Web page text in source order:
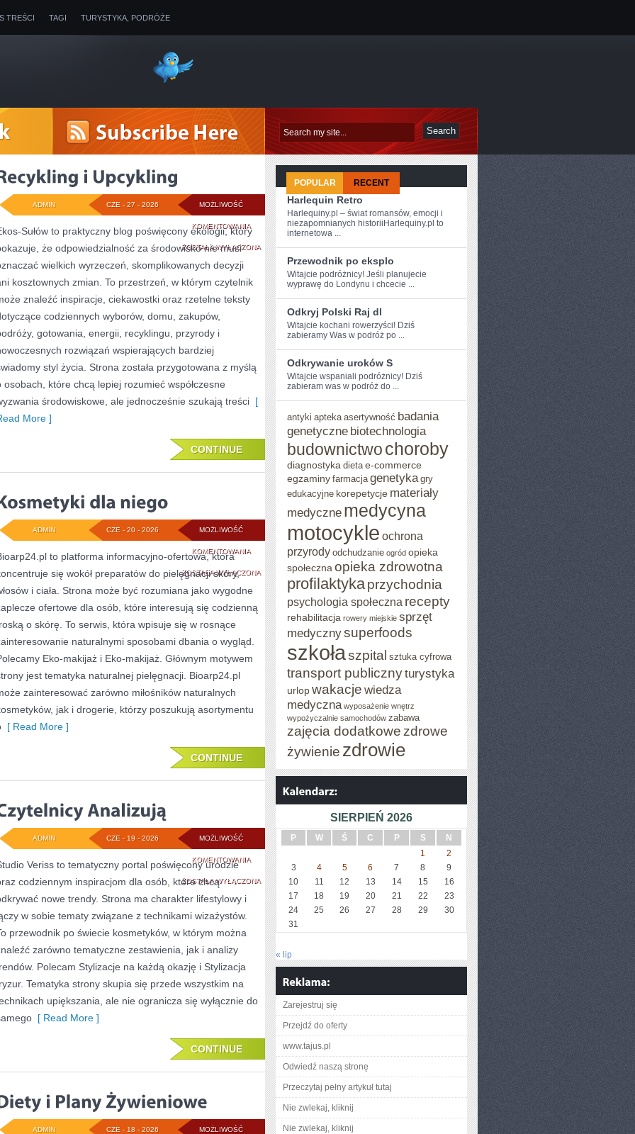
TREŚCI TAGI TURYSTYKA, PODRÓŻE
MOŻLIWOŚĆ
KOMENTOWANIARECYKLING
I
UPCYKLING
ZOSTAŁA WYŁĄCZONA
CZE - 27 - 2026
ADMIN
Sułów to praktyczny blog poświęcony ekologii, który
że odpowiedzialność za środowisko nie musi
wielkich wyrzeczeń, skomplikowanych decyzji
kosztownych zmian. To przestrzeń, w którym czytelnik
znaleźć inspiracje, ciekawostki oraz rzetelne teksty
codziennych wyborów, domu, zakupów,
gotowania, energii, recyklingu, przyrody i
rozwiązań wspierających bardziej
styl życia. Strona została przygotowana z myślą
osobach, które chcą lepiej rozumieć współczesne
środowiskowe, ale jednocześnie szukają treści [
More ]
CONTINUE
MOŻLIWOŚĆ
KOMENTOWANIAKOSMETYKI
DLA
NIEGO
ZOSTAŁA WYŁĄCZONA
CZE - 20 - 2026
ADMIN
to platforma informacyjno-ofertowa, która
się wokół preparatów do pielęgnacji skóry,
i ciała. Strona może być rozumiana jako wygodne
ofertowe dla osób, które interesują się codzienną
o skórę. To serwis, która wpisuje się w rosnące
naturalnymi sposobami dbania o wygląd.
Eko-makijaż i Eko-makijaż. Głównym motywem
jest tematyka naturalnej pielęgnacji. Bioarp24.pl
zainteresować zarówno miłośników naturalnych
jak i drogerie, którzy poszukują asortymentu
[ Read More ]
CONTINUE
MOŻLIWOŚĆ
KOMENTOWANIACZYTELNICY
ANALIZUJĄ
ZOSTAŁA WYŁĄCZONA
CZE - 19 - 2026
ADMIN
Veriss to tematyczny portal poświęcony urodzie
codziennym inspiracjom dla osób, które chcą
nowe trendy. Strona ma charakter lifestylowy i
w sobie tematy związane z technikami wizażystów.
przewodnik po świecie kosmetyków, w którym można
zarówno tematyczne zestawienia, jak i analizy
Polecam Stylizacje na każdą okazję i Stylizacja
Tematyka strony skupia się przede wszystkim na
upiększania, ale nie ogranicza się wyłącznie do
[ Read More ]
CONTINUE
MOŻLIWOŚĆ
CZE - 18 - 2026
ADMIN
POPULAR RECENT
Harlequin Retro
Harlequiny.pl – świat romansów, emocji i
niezapomnianych historiiHarlequiny.pl to
internetowa ...
Przewodnik po eksplo
Witajcie ⁤podróżnicy! Jeśli ‍planujecie
wyprawę do Londynu i chcecie ...
Odkryj Polski Raj dl
Witajcie kochani rowerzyści! Dziś
zabieramy Was w podróż po ...
Odkrywanie uroków S
Witajcie ⁢wspaniali podróżnicy! Dziś⁢
zabieram was w‌ podróż ⁣do ...
antyki apteka asertywność badania
genetyczne biotechnologia
budownictwochoroby
diagnostyka dieta e-commerce
egzaminy farmacja genetyka gry
edukacyjne korepetycje materiały
medyczne medycyna
motocykle ochrona
przyrody odchudzanie ogród opieka
społeczna opieka zdrowotna
profilaktykaprzychodnia
psychologia społeczna recepty
rehabilitacja rowery miejskie sprzęt
medycznysuperfoods
szkołaszpital sztuka cyfrowa
transport publicznyturystyka
urlopwakacje wiedza
medyczna wyposażenie wnętrz
wypożyczalnie samochodów zabawa
zajęcia dodatkowe zdrowe
żywienie zdrowie
SIERPIEŃ 2026
P W Ś C P S
N
1
2
3
4 5 6 7 8
9
10
11 12 13 14 15
16
17
18 19 20 21 22
23
24
25 26 27 28 29
30
31
« lip
Zarejestruj się
Przejdź do oferty
www.tajus.pl
Odwiedź naszą stronę
Przeczytaj pełny artykuł tutaj
Nie zwlekaj, kliknij
Nie zwlekaj, kliknij